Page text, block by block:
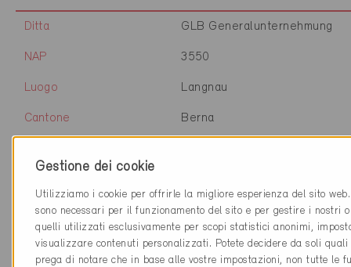
Ditta GLB Generalunternehmung
NAP 3550
Luogo Langnau
Cantone Berna
Ditta EgoKiefer AG Landquart
7302
Gestione dei cookie
Utilizziamo i cookie per offrirle la migliore esperienza del sito
sono necessari per il funzionamento del sito e per gestire i nostri
quelli utilizzati esclusivamente per scopi statistici anonimi,
visualizzare contenuti personalizzati. Potete decidere da soli
prega di notare che in base alle vostre impostazioni, non tutte le